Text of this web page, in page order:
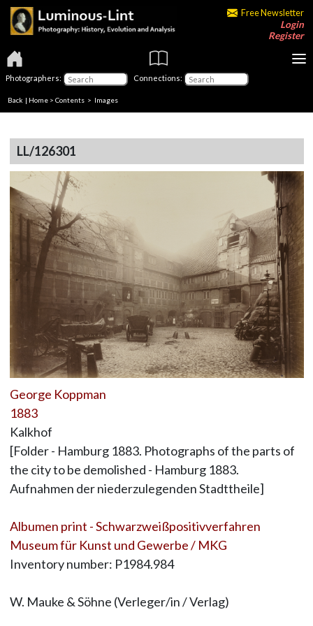
Free Newsletter
Login
Register
Photographers: Connections:
Back | Home > Contents > Images
LL/126301
George Koppman
1883
Kalkhof
[Folder - Hamburg 1883. Photographs of the parts of
the city to be demolished - Hamburg 1883.
Aufnahmen der niederzulegenden Stadttheile]
Albumen print - Schwarzweißpositivverfahren
Museum für Kunst und Gewerbe / MKG
Inventory number: P1984.984
W. Mauke & Söhne (Verleger/in / Verlag)